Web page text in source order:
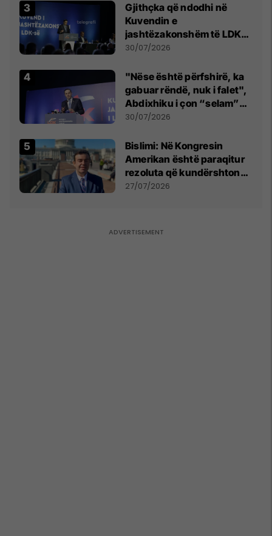
Gjithçka që ndodhi në
Kuvendin e
jashtëzakonshëm të LDK-
së
30/07/2026
"Nëse është përfshirë, ka
gabuar rëndë, nuk i falet",
Abdixhiku i çon “selam”
Përparim Ramës
30/07/2026
Bislimi: Në Kongresin
Amerikan është paraqitur
rezoluta që kundërshton
mbajtjen e Asamblesë
27/07/2026